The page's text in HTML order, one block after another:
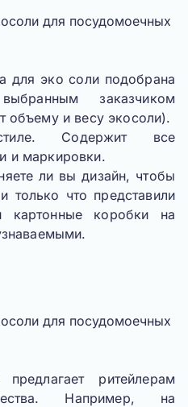
для эко соли подобрана
заказчиком
объему и весу экосоли).
Содержит все
и маркировки.
ли вы дизайн, чтобы
только что представили
картонные коробки на
ритейлерам
Например, на